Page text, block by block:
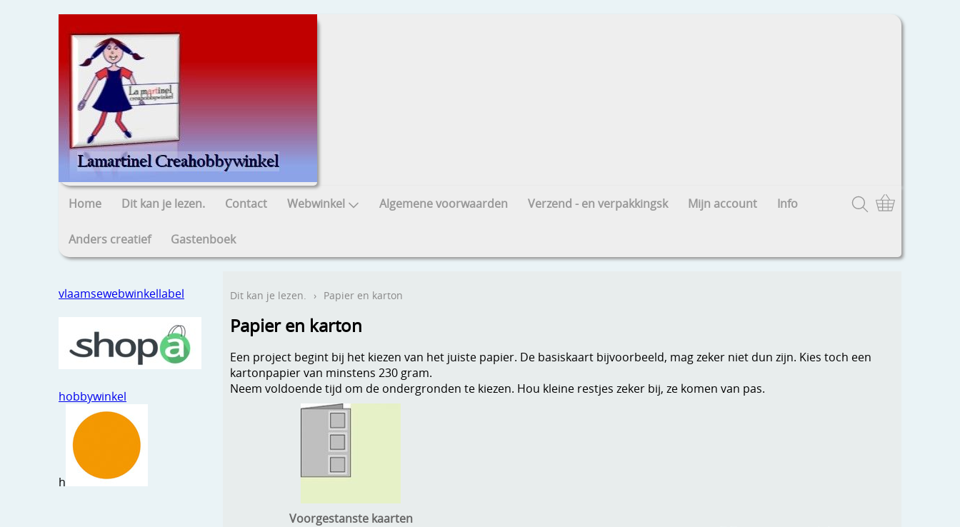
Home Dit kan je lezen. Contact Webwinkel Algemene voorwaarden Verzend - en verpakkingsk Mijn account Info
Anders creatief Gastenboek
vlaamsewebwinkellabel
hobbywinkel
h
Dit kan je lezen. › Papier en karton
Papier en karton
Een project begint bij het kiezen van het juiste papier. De basiskaart bijvoorbeeld, mag zeker niet dun zijn. Kies toch een
kartonpapier van minstens 230 gram.
Neem voldoende tijd om de ondergronden te kiezen. Hou kleine restjes zeker bij, ze komen van pas.
Voorgestanste kaarten